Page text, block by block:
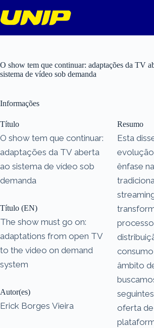
para
o
O show tem que continuar: adaptações da TV
sistema de vídeo sob demanda
Informações
Título
O show tem que continuar:
adaptações da TV aberta
ao sistema de vídeo sob
demanda
Título (EN)
The show must go on:
adaptations from open TV
to the video on demand
system
Autor(es)
Erick Borges Vieira
Resumo
Esta
ênfase
âmbito
oferta